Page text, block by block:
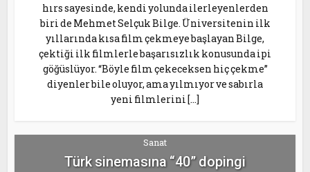
hırs sayesinde, kendi yolunda ilerleyenlerden
biri de Mehmet Selçuk Bilge. Üniversitenin ilk
yıllarında kısa film çekmeye başlayan Bilge,
çektiği ilk filmlerle başarısızlık konusunda ipi
göğüslüyor. “Böyle film çekeceksen hiç çekme”
diyenler bile oluyor, ama yılmıyor ve sabırla
yeni filmlerini […]
Sanat
Türk sinemasına “40” dopingi